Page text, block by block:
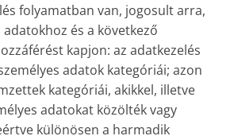
folyamatban van, jogosult arra,
adatokhoz és a következő
kapjon: az adatkezelés
adatok kategóriái; azon
kategóriái, akikkel, illetve
adatokat közölték vagy
különösen a harmadik